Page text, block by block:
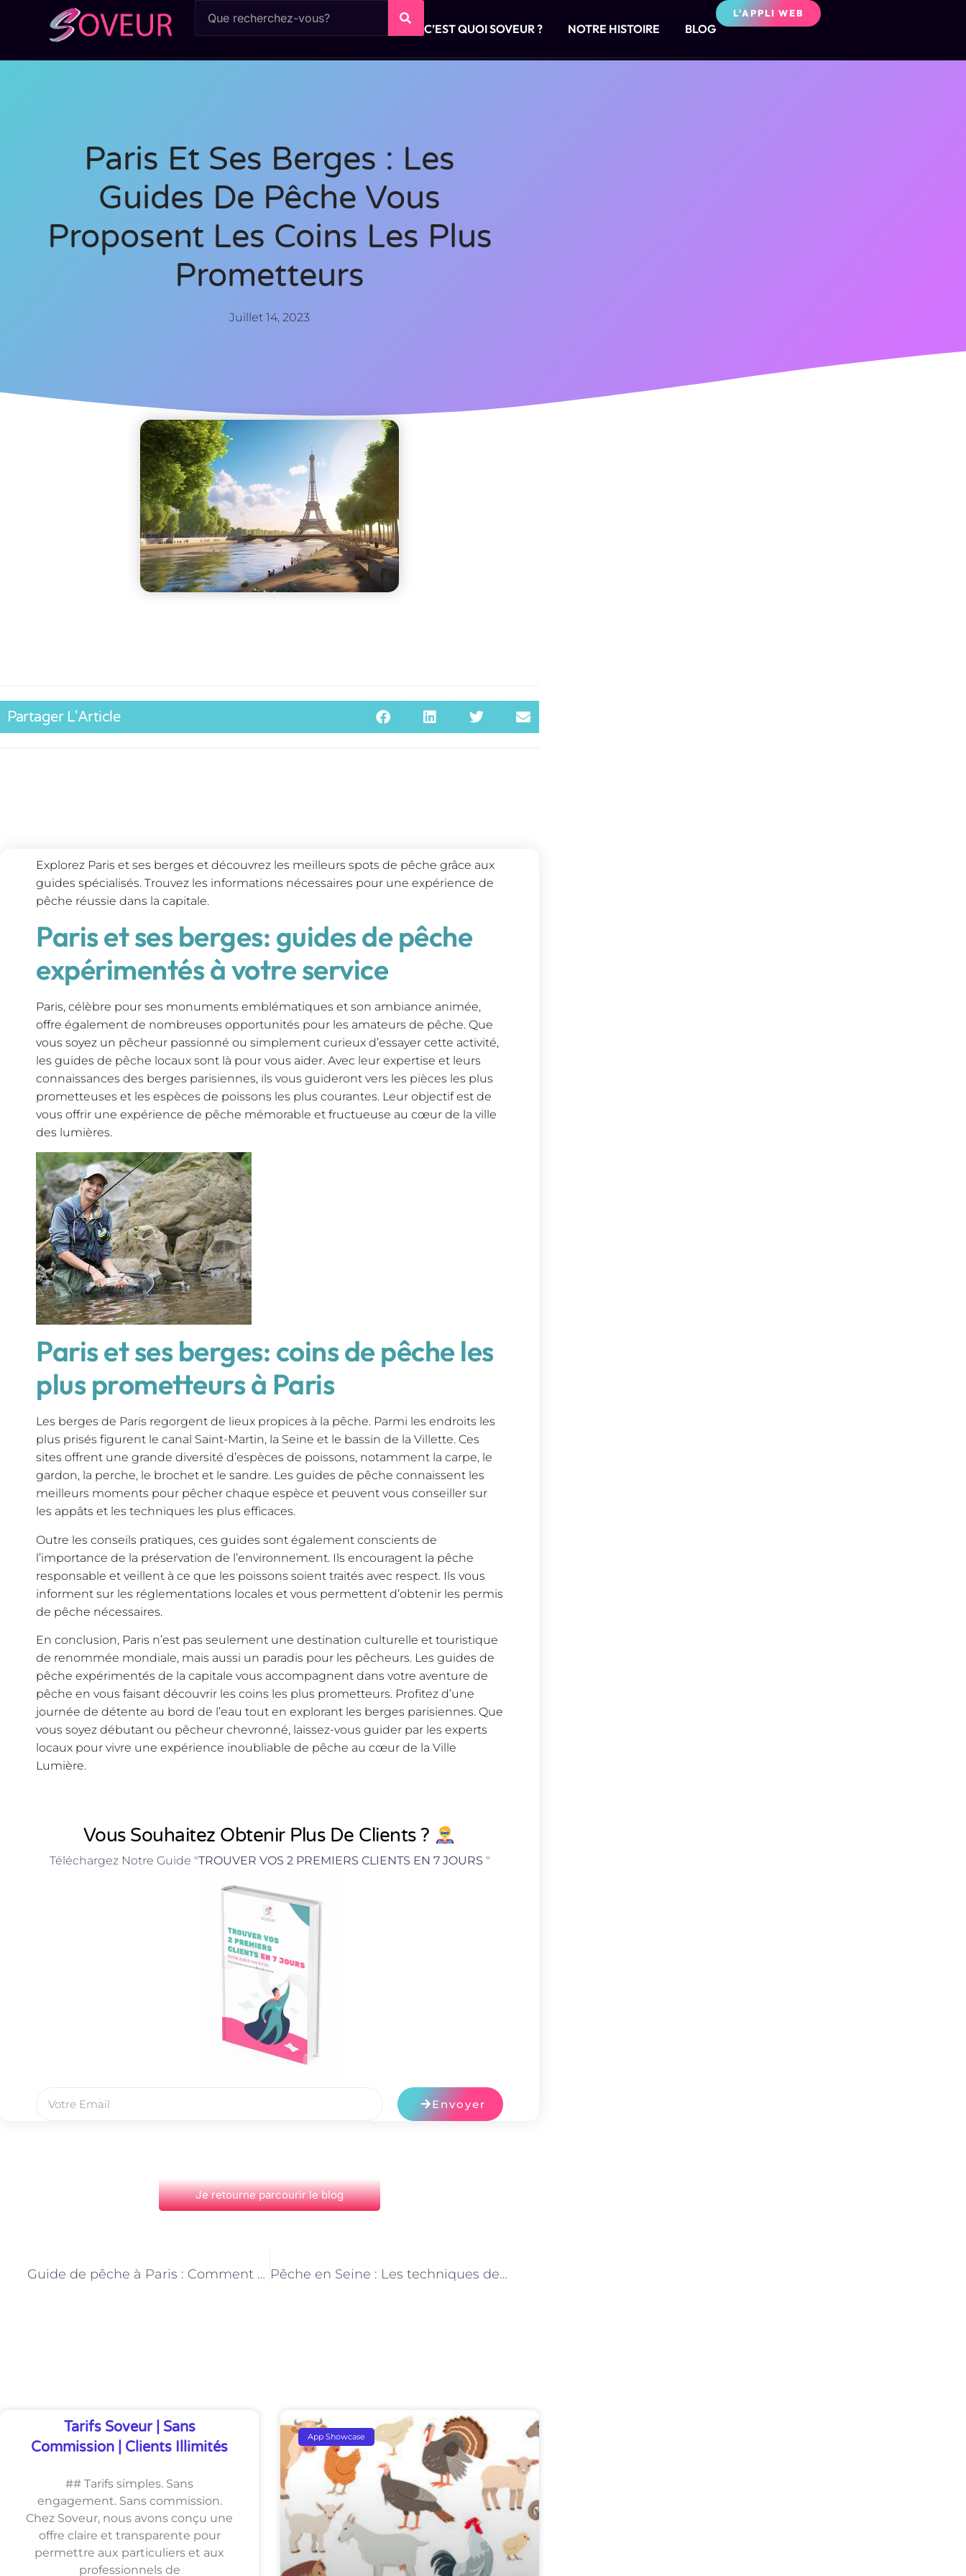
C’EST QUOI SOVEUR ? NOTRE HISTOIRE BLOG
L'APPLI WEB
Paris Et Ses Berges : Les
Guides De Pêche Vous
Proposent Les Coins Les Plus
Prometteurs
Juillet 14, 2023
Partager L'Article
Explorez Paris et ses berges et découvrez les meilleurs spots de pêche grâce aux
guides spécialisés. Trouvez les informations nécessaires pour une expérience de
pêche réussie dans la capitale.
Paris et ses berges: guides de pêche
expérimentés à votre service
Paris, célèbre pour ses monuments emblématiques et son ambiance animée,
offre également de nombreuses opportunités pour les amateurs de pêche. Que
vous soyez un pêcheur passionné ou simplement curieux d’essayer cette activité,
les guides de pêche locaux sont là pour vous aider. Avec leur expertise et leurs
connaissances des berges parisiennes, ils vous guideront vers les pièces les plus
prometteuses et les espèces de poissons les plus courantes. Leur objectif est de
vous offrir une expérience de pêche mémorable et fructueuse au cœur de la ville
des lumières.
Paris et ses berges: coins de pêche les
plus prometteurs à Paris
Les berges de Paris regorgent de lieux propices à la pêche. Parmi les endroits les
plus prisés figurent le canal Saint-Martin, la Seine et le bassin de la Villette. Ces
sites offrent une grande diversité d’espèces de poissons, notamment la carpe, le
gardon, la perche, le brochet et le sandre. Les guides de pêche connaissent les
meilleurs moments pour pêcher chaque espèce et peuvent vous conseiller sur
les appâts et les techniques les plus efficaces.
Outre les conseils pratiques, ces guides sont également conscients de
l’importance de la préservation de l’environnement. Ils encouragent la pêche
responsable et veillent à ce que les poissons soient traités avec respect. Ils vous
informent sur les réglementations locales et vous permettent d’obtenir les permis
de pêche nécessaires.
En conclusion, Paris n’est pas seulement une destination culturelle et touristique
de renommée mondiale, mais aussi un paradis pour les pêcheurs. Les guides de
pêche expérimentés de la capitale vous accompagnent dans votre aventure de
pêche en vous faisant découvrir les coins les plus prometteurs. Profitez d’une
journée de détente au bord de l’eau tout en explorant les berges parisiennes. Que
vous soyez débutant ou pêcheur chevronné, laissez-vous guider par les experts
locaux pour vivre une expérience inoubliable de pêche au cœur de la Ville
Lumière.
Vous Souhaitez Obtenir Plus De Clients ?
Téléchargez Notre Guide "TROUVER VOS 2 PREMIERS CLIENTS EN 7 JOURS "
Envoyer
Je retourne parcourir le blog
Guide de pêche à Paris : Comment choisir le meilleur équipement pour vos sorties Pêche en Seine : Les techniques des guides de pêche pour s’adapter aux conditions urbaines
Tarifs Soveur | Sans
Commission | Clients Illimités
## Tarifs simples. Sans
engagement. Sans commission.
Chez Soveur, nous avons conçu une
offre claire et transparente pour
permettre aux particuliers et aux
professionnels de
App Showcase